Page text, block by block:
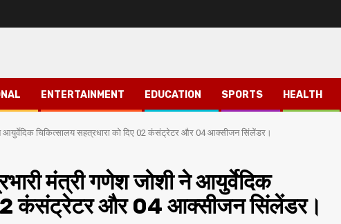
ENTERTAINMENT EDUCATION SPORTS HEALTH
आयुर्वेदिक चिकित्सालय सहत्रधारा को दिए 02 कंसंट्रेटर और 04 आक्सीजन सिंलेंडर।
मंत्री गणेश जोशी ने आयुर्वेदिक
02 कंसंट्रेटर और 04 आक्सीजन सिंलेंडर।